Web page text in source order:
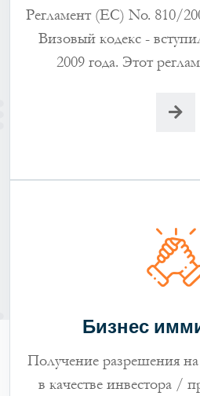
Регламент (ЕС) No. 810/
Визовый кодекс -
2009 года. Этот
Бизнес
Получение разрешения
в качестве инвестора /